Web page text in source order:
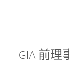
GIA 前理